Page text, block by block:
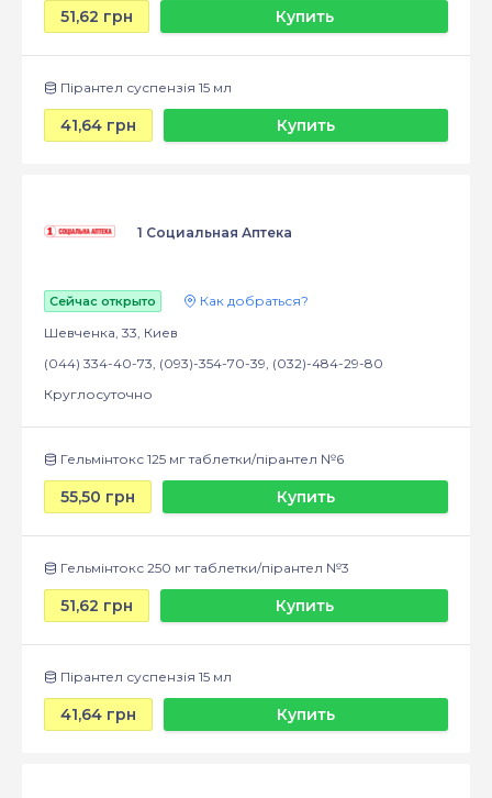
51,62 грн Купить
Пірантел суспензія 15 мл
41,64 грн Купить
1 Социальная Аптека
Сейчас открыто
Как добраться?
Шевченка, 33, Киев
(044) 334-40-73, (093)-354-70-39, (032)-484-29-80
Круглосуточно
Гельмінтокс 125 мг таблетки/пірантел №6
55,50 грн Купить
Гельмінтокс 250 мг таблетки/пірантел №3
51,62 грн Купить
Пірантел суспензія 15 мл
41,64 грн Купить